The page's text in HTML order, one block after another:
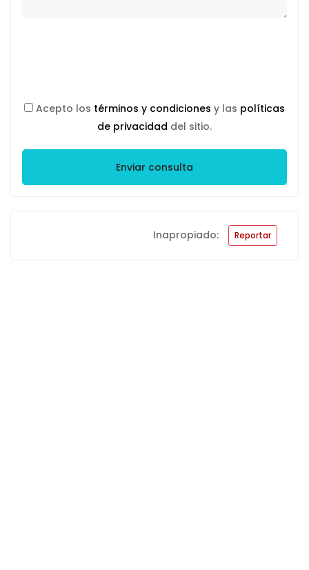
Acepto los términos y condiciones y las políticas
de privacidad del sitio.
Enviar consulta
Inapropiado: Reportar